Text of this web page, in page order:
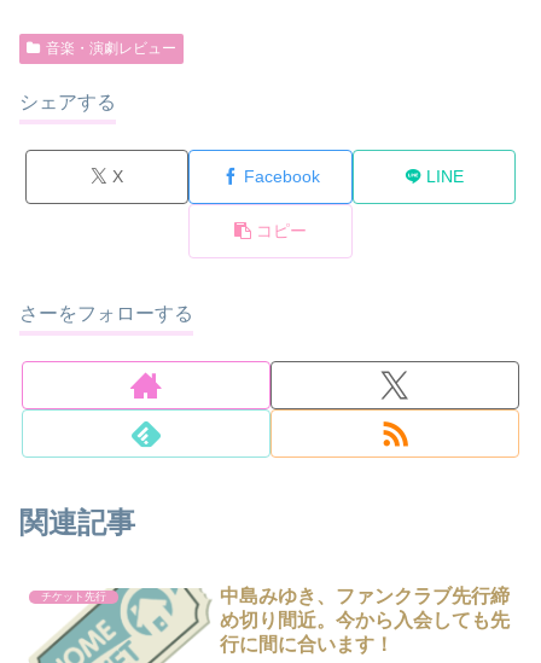
音楽・演劇レビュー
シェアする
X Facebook LINE
コピー
さーをフォローする
関連記事
チケット先行
中島みゆき、ファンクラブ先行締
め切り間近。今から入会しても先
行に間に合います！